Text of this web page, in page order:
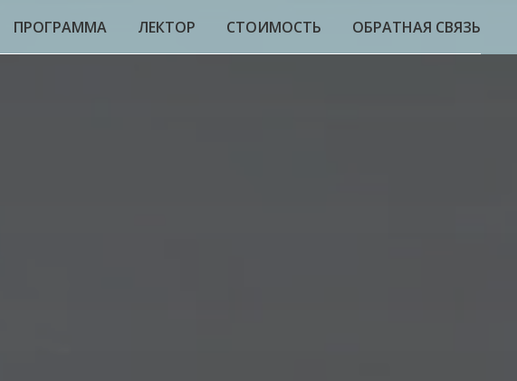
ПРОГРАММА ЛЕКТОР СТОИМОСТЬ ОБРАТНАЯ СВЯЗЬ